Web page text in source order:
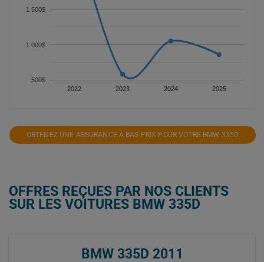
2022 2023 2024 2025
500$
1 000$
1 500$
OBTENEZ UNE ASSURANCE À BAS PRIX POUR VOTRE BMW 335D
OFFRES REÇUES PAR NOS CLIENTS
SUR LES VOITURES BMW 335D
BMW 335D 2011